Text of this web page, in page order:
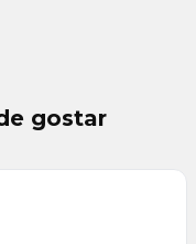
gostar